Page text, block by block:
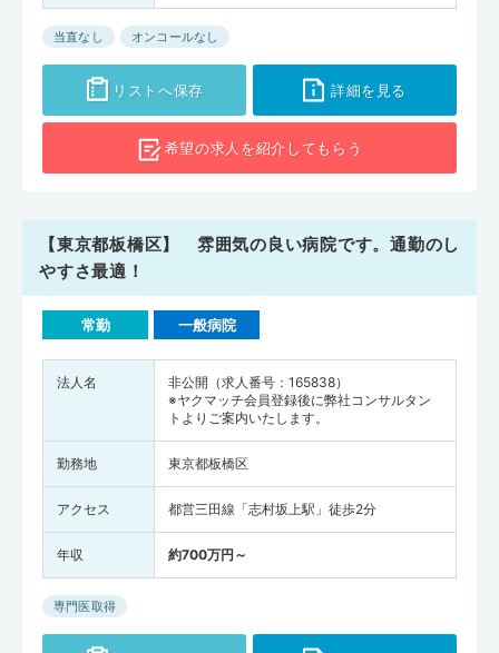
当直なし オンコールなし
リストへ保存 詳細を見る
希望の求人を紹介してもらう
【東京都板橋区】 雰囲気の良い病院です。通勤のし
やすさ最適！
常勤 一般病院
法人名
非公開（求人番号：165838）
※ヤクマッチ会員登録後に弊社コンサルタン
トよりご案内いたします。
勤務地 東京都板橋区
アクセス 都営三田線「志村坂上駅」徒歩2分
年収 約700万円～
専門医取得